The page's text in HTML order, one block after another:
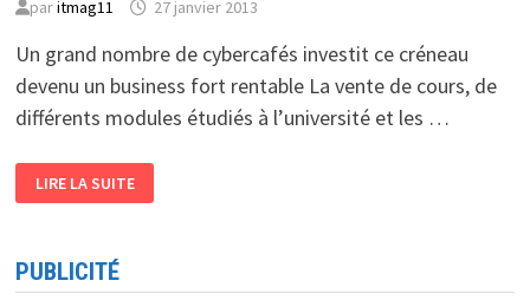
paritmag11 27 janvier 2013
Un grand nombre de cybercafés investit ce créneau
devenu un business fort rentable La vente de cours, de
différents modules étudiés à l’université et les …
DE
COURS,
RECHERCHE,
D’EXPOSÉS…
LIRE LA SUITE
PUBLICITÉ